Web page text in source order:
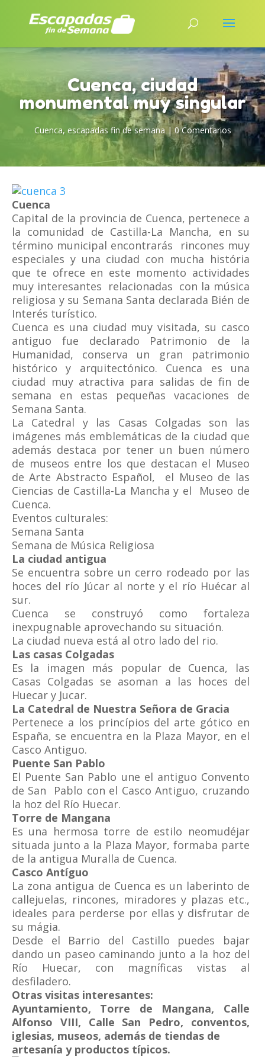
Cuenca, ciudad
monumental muy singular
Cuenca, escapadas fin de semana|0 Comentarios
Cuenca
Capital de la provincia de Cuenca, pertenece a
la comunidad de Castilla-La Mancha, en su
término municipal encontrarás rincones muy
especiales y una ciudad con mucha história
que te ofrece en este momento actividades
muy interesantes relacionadas con la música
religiosa y su Semana Santa declarada Bién de
Interés turístico.
Cuenca es una ciudad muy visitada, su casco
antiguo fue declarado Patrimonio de la
Humanidad, conserva un gran patrimonio
histórico y arquitectónico. Cuenca es una
ciudad muy atractiva para salidas de fin de
semana en estas pequeñas vacaciones de
Semana Santa.
La Catedral y las Casas Colgadas son las
imágenes más emblemáticas de la ciudad que
además destaca por tener un buen número
de museos entre los que destacan el Museo
de Arte Abstracto Español, el Museo de las
Ciencias de Castilla-La Mancha y el Museo de
Cuenca.
Eventos culturales:
Semana Santa
Semana de Música Religiosa
La ciudad antigua
Se encuentra sobre un cerro rodeado por las
hoces del río Júcar al norte y el río Huécar al
sur.
Cuenca se construyó como fortaleza
inexpugnable aprovechando su situación.
La ciudad nueva está al otro lado del rio.
Las casas Colgadas
Es la imagen más popular de Cuenca, las
Casas Colgadas se asoman a las hoces del
Huecar y Jucar.
La Catedral de Nuestra Señora de Gracia
Pertenece a los princípios del arte gótico en
España, se encuentra en la Plaza Mayor, en el
Casco Antiguo.
Puente San Pablo
El Puente San Pablo une el antiguo Convento
de San Pablo con el Casco Antiguo, cruzando
la hoz del Río Huecar.
Torre de Mangana
Es una hermosa torre de estilo neomudéjar
situada junto a la Plaza Mayor, formaba parte
de la antigua Muralla de Cuenca.
Casco Antíguo
La zona antigua de Cuenca es un laberinto de
callejuelas, rincones, miradores y plazas etc.,
ideales para perderse por ellas y disfrutar de
su mágia.
Desde el Barrio del Castillo puedes bajar
dando un paseo caminando junto a la hoz del
Río Huecar, con magníficas vistas al
desfiladero.
Otras visitas interesantes:
Ayuntamiento, Torre de Mangana, Calle
Alfonso VIII, Calle San Pedro, conventos,
iglesias, museos, además de tiendas de
artesanía y productos típicos.